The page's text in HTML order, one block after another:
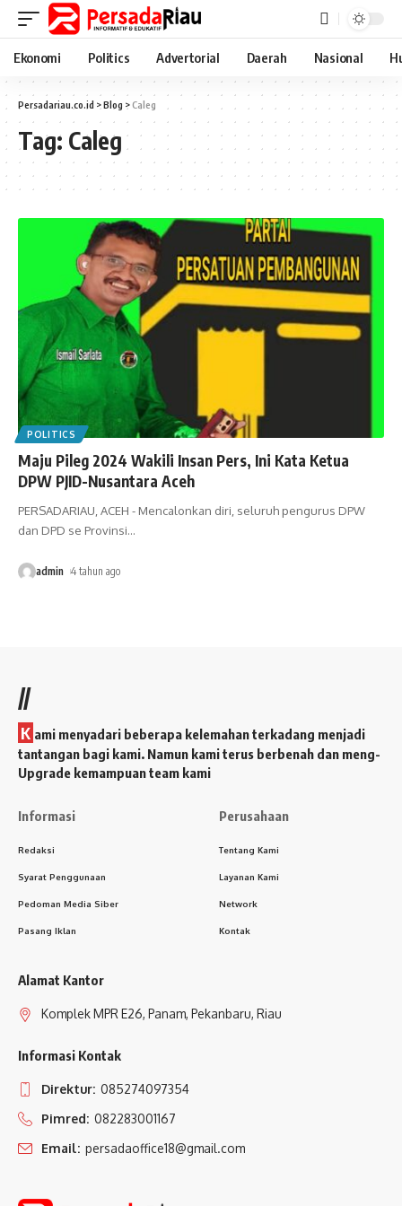
Ekonomi Politics Advertorial Daerah Nasional
Persadariau.co.id >Blog >Caleg
Tag: Caleg
POLITICS
Maju Pileg 2024 Wakili Insan Pers, Ini Kata Ketua
DPW PJID-Nusantara Aceh
PERSADARIAU, ACEH - Mencalonkan diri, seluruh pengurus DPW
dan DPD se Provinsi…
admin 4 tahun ago
//
K ami menyadari beberapa kelemahan terkadang menjadi
tantangan bagi kami. Namun kami terus berbenah dan meng-
Upgrade kemampuan team kami
Informasi
Redaksi
Syarat Penggunaan
Pedoman Media Siber
Pasang Iklan
Perusahaan
Tentang Kami
Layanan Kami
Network
Kontak
Alamat Kantor
Komplek MPR E26, Panam, Pekanbaru, Riau
Informasi Kontak
Direktur: 085274097354
Pimred: 082283001167
Email: persadaoffice18@gmail.com